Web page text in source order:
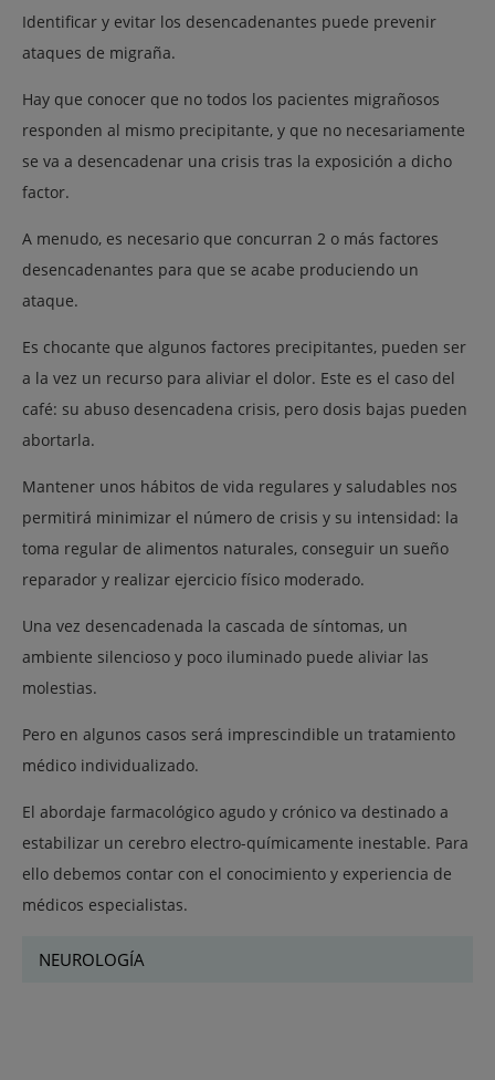
Identificar y evitar los desencadenantes puede prevenir
ataques de migraña.
Hay que conocer que no todos los pacientes migrañosos
responden al mismo precipitante, y que no necesariamente
se va a desencadenar una crisis tras la exposición a dicho
factor.
A menudo, es necesario que concurran 2 o más factores
desencadenantes para que se acabe produciendo un
ataque.
Es chocante que algunos factores precipitantes, pueden ser
a la vez un recurso para aliviar el dolor. Este es el caso del
café: su abuso desencadena crisis, pero dosis bajas pueden
abortarla.
Mantener unos hábitos de vida regulares y saludables nos
permitirá minimizar el número de crisis y su intensidad: la
toma regular de alimentos naturales, conseguir un sueño
reparador y realizar ejercicio físico moderado.
Una vez desencadenada la cascada de síntomas, un
ambiente silencioso y poco iluminado puede aliviar las
molestias.
Pero en algunos casos será imprescindible un tratamiento
médico individualizado.
El abordaje farmacológico agudo y crónico va destinado a
estabilizar un cerebro electro-químicamente inestable. Para
ello debemos contar con el conocimiento y experiencia de
médicos especialistas.
NEUROLOGÍA